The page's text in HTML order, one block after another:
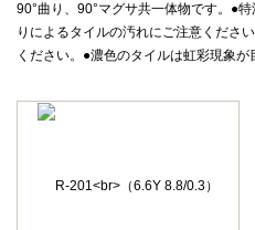
90°曲り、90°マグサ共一体物です。●
りによるタイルの汚れにご注意くださ
ください。●濃色のタイルは虹彩現象が